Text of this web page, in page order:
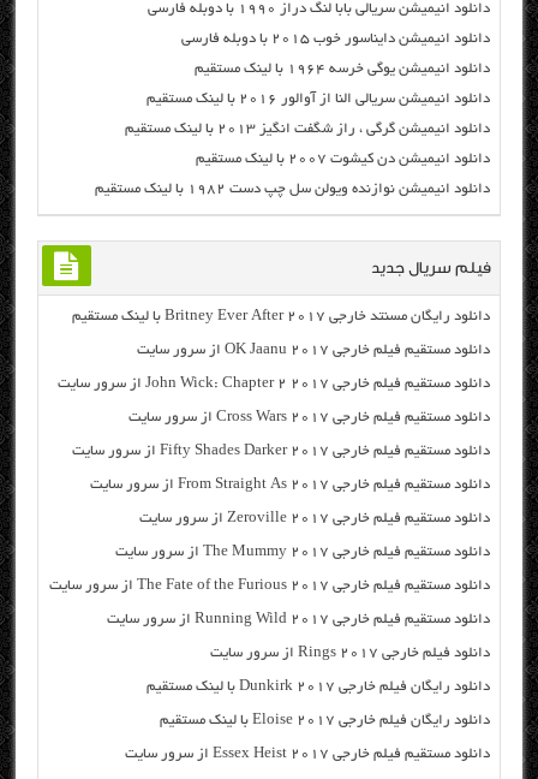
دانلود انیمیشن سریالی بابا لنگ دراز ۱۹۹۰ با دوبله فارسی
دانلود انیمیشن دایناسور خوب ۲۰۱۵ با دوبله فارسی
دانلود انیمیشن یوگی خرسه ۱۹۶۴ با لینک مستقیم
دانلود انیمیشن سریالی النا از آوالور ۲۰۱۶ با لینک مستقیم
دانلود انیمیشن گرگی ، راز شگفت انگیز ۲۰۱۳ با لینک مستقیم
دانلود انیمیشن دن کیشوت ۲۰۰۷ با لینک مستقیم
دانلود انیمیشن نوازنده ویولن سل چپ دست ۱۹۸۲ با لینک مستقیم
فیلم سریال جدید
دانلود رایگان مسنتد خارجی Britney Ever After 2017 با لینک مستقیم
دانلود مستقیم فیلم خارجی OK Jaanu 2017 از سرور سایت
دانلود مستقیم فیلم خارجی John Wick: Chapter 2 2017 از سرور سایت
دانلود مستقیم فیلم خارجی Cross Wars 2017 از سرور سایت
دانلود مستقیم فیلم خارجی Fifty Shades Darker 2017 از سرور سایت
دانلود مستقیم فیلم خارجی From Straight As 2017 از سرور سایت
دانلود مستقیم فیلم خارجی Zeroville 2017 از سرور سایت
دانلود مستقیم فیلم خارجی The Mummy 2017 از سرور سایت
دانلود مستقیم فیلم خارجی The Fate of the Furious 2017 از سرور سایت
دانلود مستقیم فیلم خارجی Running Wild 2017 از سرور سایت
دانلود فیلم خارجی Rings 2017 از سرور سایت
دانلود رایگان فیلم خارجی Dunkirk 2017 با لینک مستقیم
دانلود رایگان فیلم خارجی Eloise 2017 با لینک مستقیم
دانلود مستقیم فیلم خارجی Essex Heist 2017 از سرور سایت